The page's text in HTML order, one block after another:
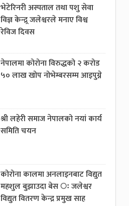
भेटेरिनरी अस्पताल तथा पशु सेवा
विज्ञ केन्द्र्र जलेश्वरले मनाए विश्व
रेविज दिवस
नेपालमा कोरोना विरुद्धको २ करोड
५० लाख खोप नोभेम्बरसम्म आइपुग्ने
श्री लहेरी समाज नेपालको नयां कार्य
समिति चयन
कोरोना कालमा अनलाइनबाट विद्युत
महशुल बुझाउदा बेस ः जलेश्वर
विद्युत वितरण केन्द्र प्रमुख साह